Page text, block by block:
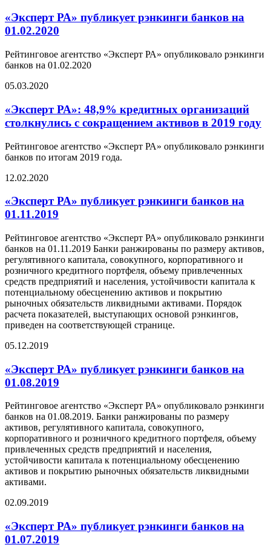
«Эксперт РА» публикует рэнкинги банков на
01.02.2020
Рейтинговое агентство «Эксперт РА» опубликовало рэнкинги
банков на 01.02.2020
05.03.2020
«Эксперт РА»: 48,9% кредитных организаций
столкнулись с сокращением активов в 2019 году
Рейтинговое агентство «Эксперт РА» опубликовало рэнкинги
банков по итогам 2019 года.
12.02.2020
«Эксперт РА» публикует рэнкинги банков на
01.11.2019
Рейтинговое агентство «Эксперт РА» опубликовало рэнкинги
банков на 01.11.2019 Банки ранжированы по размеру активов,
регулятивного капитала, совокупного, корпоративного и
розничного кредитного портфеля, объему привлеченных
средств предприятий и населения, устойчивости капитала к
потенциальному обесценению активов и покрытию
рыночных обязательств ликвидными активами. Порядок
расчета показателей, выступающих основой рэнкингов,
приведен на соответствующей странице.
05.12.2019
«Эксперт РА» публикует рэнкинги банков на
01.08.2019
Рейтинговое агентство «Эксперт РА» опубликовало рэнкинги
банков на 01.08.2019. Банки ранжированы по размеру
активов, регулятивного капитала, совокупного,
корпоративного и розничного кредитного портфеля, объему
привлеченных средств предприятий и населения,
устойчивости капитала к потенциальному обесценению
активов и покрытию рыночных обязательств ликвидными
активами.
02.09.2019
«Эксперт РА» публикует рэнкинги банков на
01.07.2019